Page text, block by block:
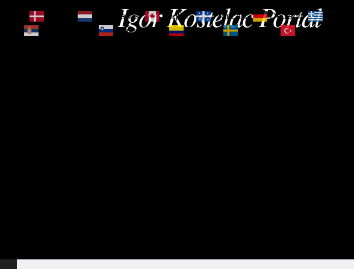
Igor Kostelac Portal
Nederlands English Français Deutsch
Slovenščina Español Svenska Türkçe